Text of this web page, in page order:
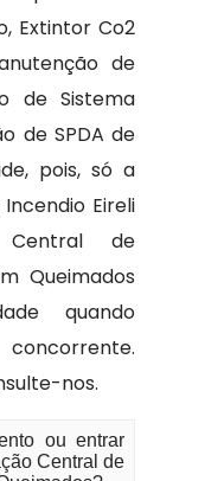
Extintor Co2
de
de Sistema
de SPDA de
pois, só a
Eireli
Central de
Queimados
quando
nos.
ou entrar
Central de